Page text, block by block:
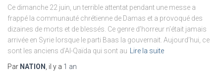
Ce dimanche 22 juin, un terrible attentat pendant une messe a
frappé la communauté chrétienne de Damas et a provoqué des
dizaines de morts et de blessés. Ce genre d’horreur n’était jamais
arrivée en Syrie lorsque le parti Baas la gouvernait. Aujourd’hui, ce
sont les anciens d’Al-Qaïda qui sont au
Lire la suite
Par NATION , il y a 1 an